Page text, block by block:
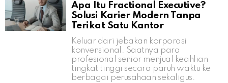
Apa Itu Fractional Executive?
Solusi Karier Modern Tanpa
Terikat Satu Kantor
Keluar dari jebakan korporasi
konvensional. Saatnya para
profesional senior menjual keahlian
tingkat tinggi secara paruh waktu ke
berbagai perusahaan sekaligus.